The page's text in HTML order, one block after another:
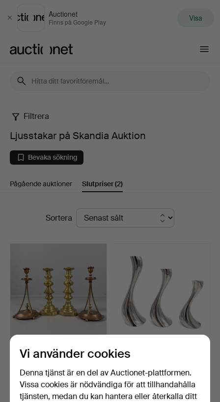
Stäng
Auctionet
Finns på Google Play Visa
Ljusstakar
på
Skandia
Auktion
Filtrera
Ljusstakar på Skandia Auktion
Bevaka sökning
Pågående auktioner Slutpriser(2)
SlutpriserSortera
LJUSSTAKAR, 2 par,
1800/1900-tal, bl a jug…
Klubbades 27 maj 2026
1 bud
32 USD
GEORG JENSEN,
ljusstakar, 3 st, "Cobra", s…
Klubbades 26 maj 2026
7 bud
58 USD
Vi använder cookies
Denna tjänst är en del av Auctionet-plattformen.
Vissa cookies är nödvändiga för att tillhandahålla
tjänsten, medan du kan hantera eller återkalla ditt